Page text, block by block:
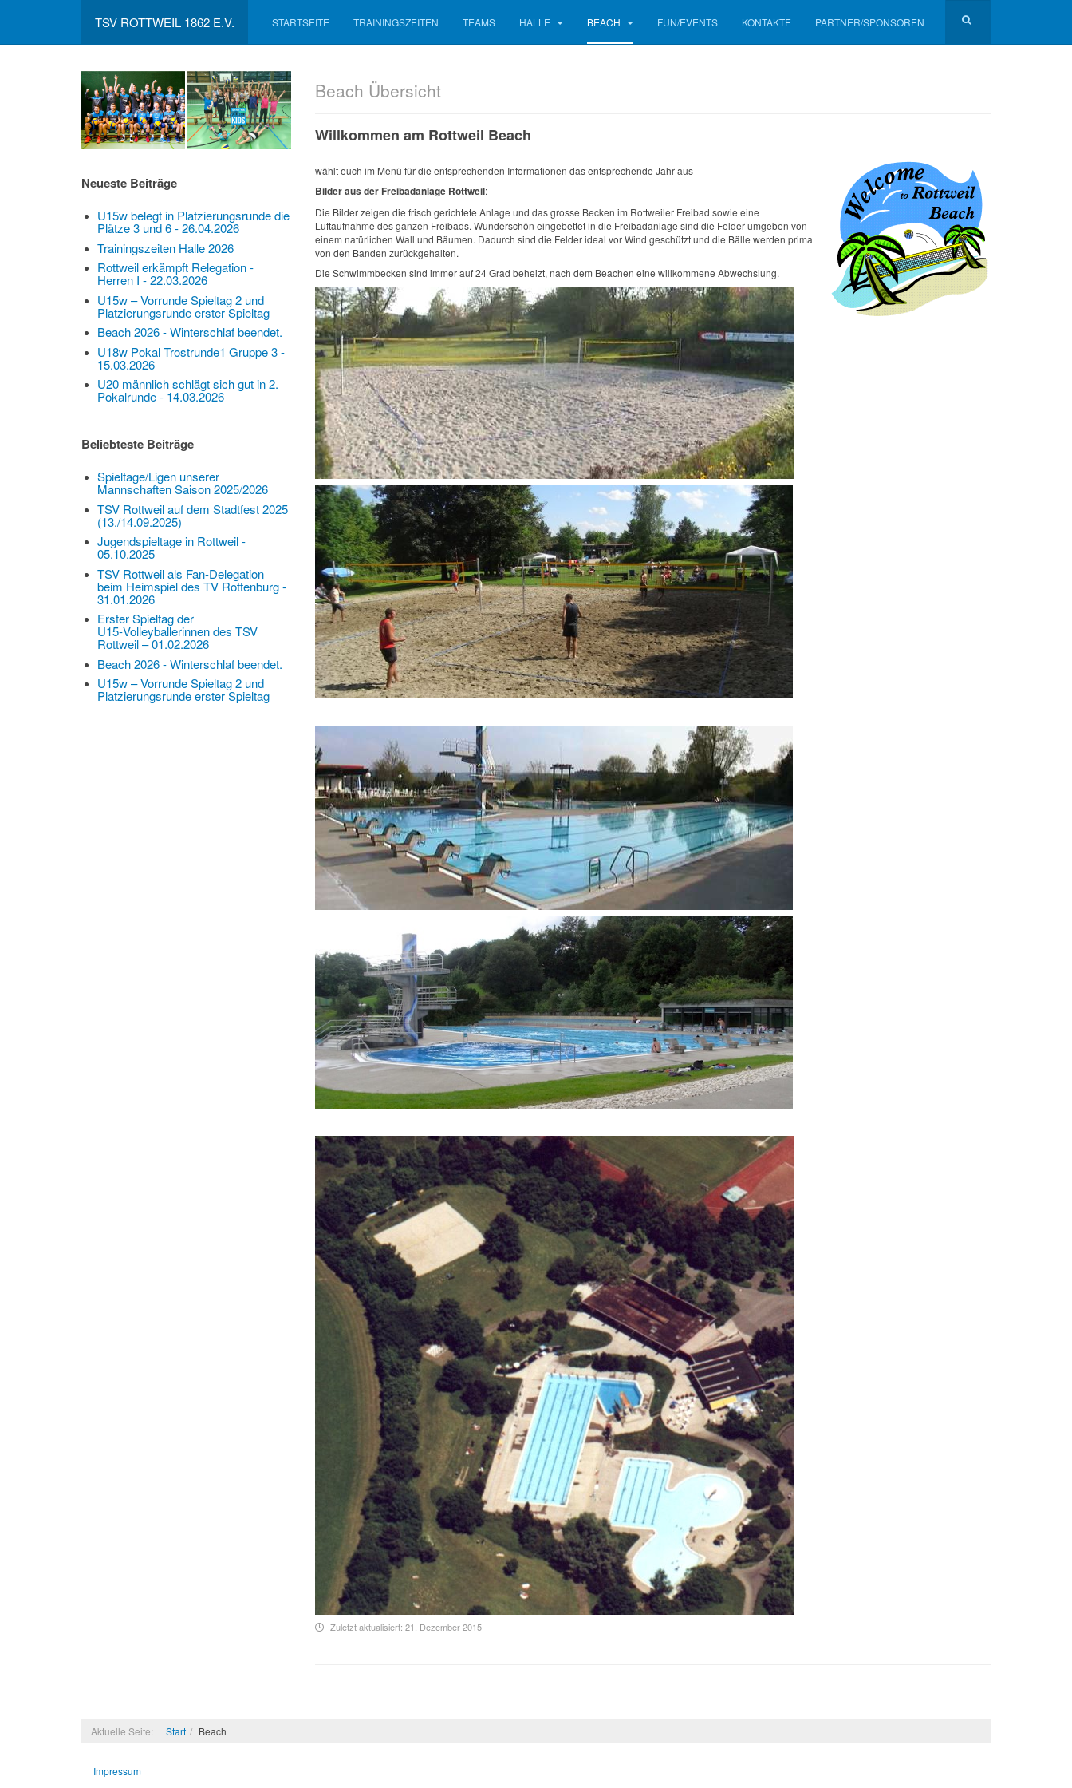
TSV ROTTWEIL 1862 E.V. STARTSEITE TRAININGSZEITEN TEAMS HALLE BEACH FUN/EVENTS KONTAKTE PARTNER/SPONSOREN
Beach Übersicht
Willkommen am Rottweil Beach
wählt euch im Menü für die entsprechenden Informationen das entsprechende Jahr aus
Bilder aus der Freibadanlage Rottweil:
Die Bilder zeigen die frisch gerichtete Anlage und das grosse Becken im Rottweiler Freibad sowie eine
Luftaufnahme des ganzen Freibads. Wunderschön eingebettet in die Freibadanlage sind die Felder umgeben von
einem natürlichen Wall und Bäumen. Dadurch sind die Felder ideal vor Wind geschützt und die Bälle werden prima
von den Banden zurückgehalten.
Die Schwimmbecken sind immer auf 24 Grad beheizt, nach dem Beachen eine willkommene Abwechslung.
Zuletzt aktualisiert: 21. Dezember 2015
Neueste Beiträge
U15w belegt in Platzierungsrunde die
Plätze 3 und 6 - 26.04.2026
Trainingszeiten Halle 2026
Rottweil erkämpft Relegation -
Herren I - 22.03.2026
U15w – Vorrunde Spieltag 2 und
Platzierungsrunde erster Spieltag
Beach 2026 - Winterschlaf beendet.
U18w Pokal Trostrunde1 Gruppe 3 -
15.03.2026
U20 männlich schlägt sich gut in 2.
Pokalrunde - 14.03.2026
Beliebteste Beiträge
Spieltage/Ligen unserer
Mannschaften Saison 2025/2026
TSV Rottweil auf dem Stadtfest 2025
(13./14.09.2025)
Jugendspieltage in Rottweil -
05.10.2025
TSV Rottweil als Fan-Delegation
beim Heimspiel des TV Rottenburg -
31.01.2026
Erster Spieltag der
U15‑Volleyballerinnen des TSV
Rottweil – 01.02.2026
Beach 2026 - Winterschlaf beendet.
U15w – Vorrunde Spieltag 2 und
Platzierungsrunde erster Spieltag
Aktuelle Seite: Start Beach
Impressum